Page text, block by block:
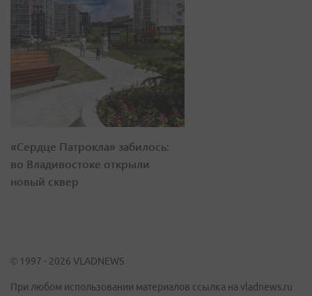
«Сердце Патрокла» забилось:
во Владивостоке открыли
новый сквер
© 1997 - 2026 VLADNEWS
При любом использовании материалов ссылка на vladnews.ru